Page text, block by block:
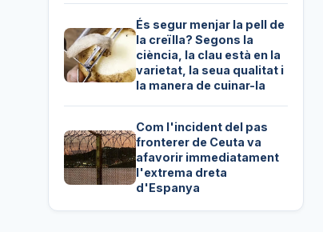
És segur menjar la pell de
la creïlla? Segons la
ciència, la clau està en la
varietat, la seua qualitat i
la manera de cuinar-la
Com l'incident del pas
fronterer de Ceuta va
afavorir immediatament
l'extrema dreta
d'Espanya